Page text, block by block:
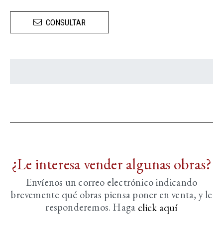
CONSULTAR
¿Le interesa vender algunas obras?
Envíenos un correo electrónico indicando
brevemente qué obras piensa poner en venta, y le
responderemos. Haga click aquí­